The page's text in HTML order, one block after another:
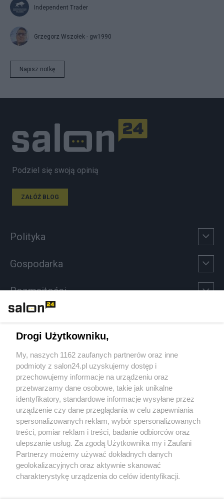
Independent Trader
Grzegorz Wszołek - gw1990
Napisz notkę
Podziel się swoją opinią
ZAŁÓŻ BLOG
Polityka
Gospodarka
Rozmaitości
Sport
Społeczeństwo
Kultura
X Facebook Instagram Youtube
Drogi Użytkowniku,
My, naszych 1162 zaufanych partnerów oraz inne
podmioty z salon24.pl uzyskujemy dostęp i
przechowujemy informacje na urządzeniu oraz
przetwarzamy dane osobowe, takie jak unikalne
identyfikatory, standardowe informacje wysyłane przez
urządzenie czy dane przeglądania w celu zapewniania
spersonalizowanych reklam, wybór spersonalizowanych
treści, pomiar reklam i treści, badanie odbiorców oraz
ulepszanie usług. Za zgodą Użytkownika my i Zaufani
Partnerzy możemy używać dokładnych danych
geolokalizacyjnych oraz aktywnie skanować
charakterystykę urządzenia do celów identyfikacji.